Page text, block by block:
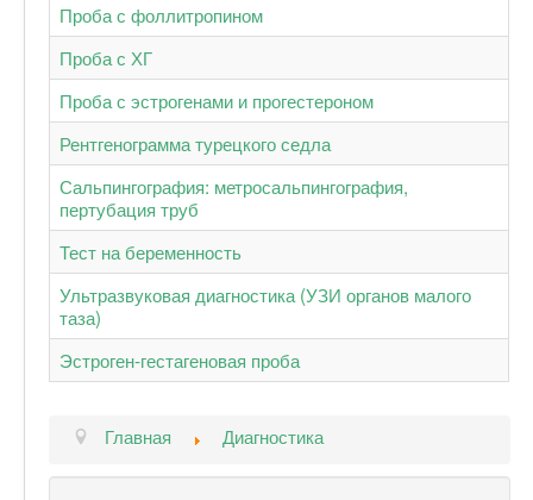
Проба с фоллитропином
Проба с ХГ
Проба с эстрогенами и прогестероном
Рентгенограмма турецкого седла
Сальпингография: метросальпингография,
пертубация труб
Тест на беременность
Ультразвуковая диагностика (УЗИ органов малого
таза)
Эстроген-гестагеновая проба
Главная Диагностика